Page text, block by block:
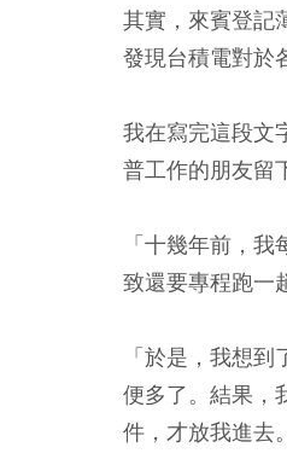
其實，來賓登記
發現台積電對於
我在寫完這段文
普工作的朋友留
「十幾年前，
致還要專程跑一
「於是，我想
便多了。 結果，
件，才放我進去